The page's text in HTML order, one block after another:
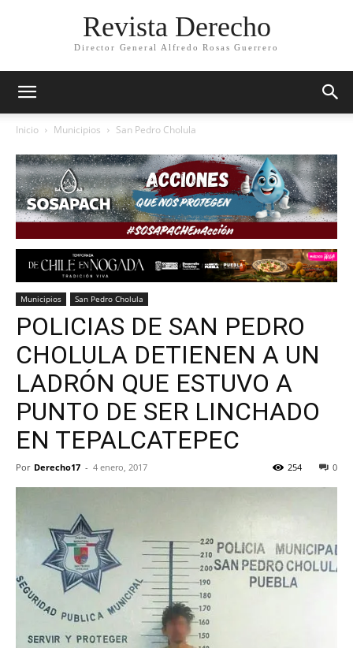
Revista Derecho
Director General Alfredo Rosas Guerrero
Inicio Municipios San Pedro Cholula
Municipios San Pedro Cholula
POLICIAS DE SAN PEDRO
CHOLULA DETIENEN A UN
LADRÓN QUE ESTUVO A
PUNTO DE SER LINCHADO
EN TEPALCATEPEC
Por Derecho17 - 4 enero, 2017 0
254